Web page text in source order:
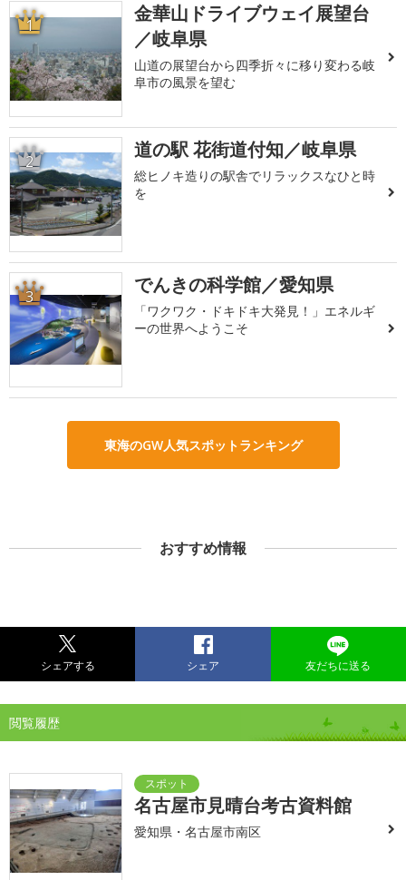
1
金華山ドライブウェイ展望台
／岐阜県
山道の展望台から四季折々に移り変わる岐
阜市の風景を望む
2 道の駅 花街道付知／岐阜県
総ヒノキ造りの駅舎でリラックスなひと時
を
3 でんきの科学館／愛知県
「ワクワク・ドキドキ大発見！」エネルギ
ーの世界へようこそ
東海のGW人気スポットランキング
おすすめ情報
シェアする シェア 友だちに送る
閲覧履歴
名古屋市見晴台考古資料館
愛知県・名古屋市南区